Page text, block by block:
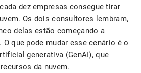
dez empresas consegue tirar
Os dois consultores lembram,
delas estão começando a
que pode mudar esse cenário é o
generativa (GenAI), que
da nuvem.